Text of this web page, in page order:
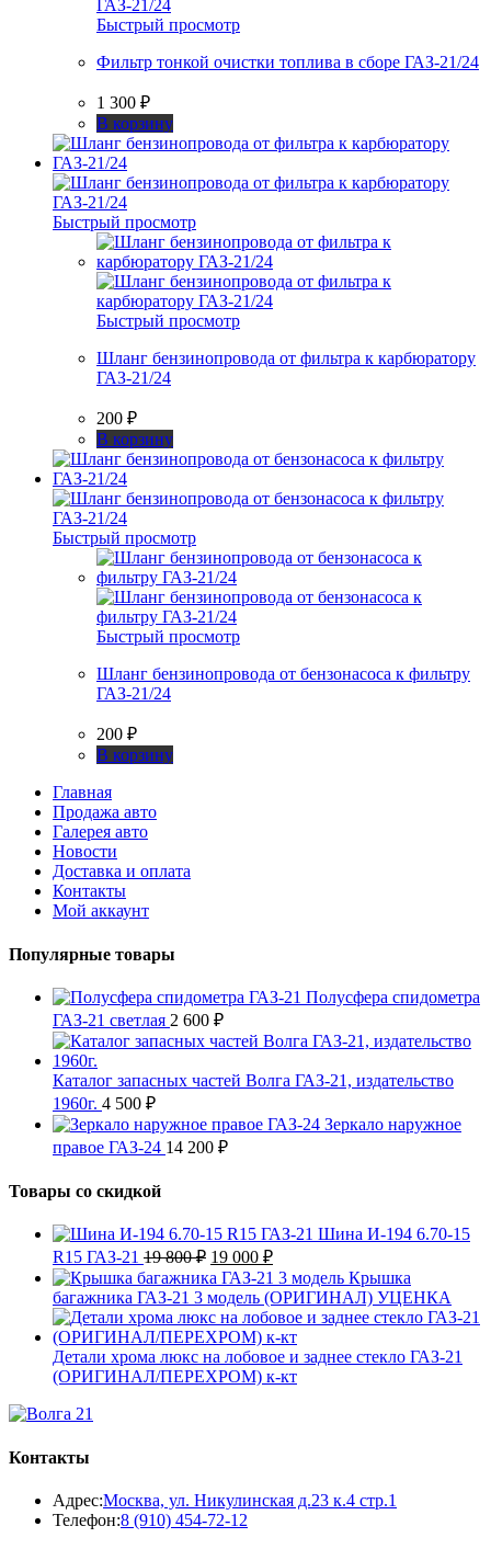
Быстрый просмотр
Фильтр тонкой очистки топлива в сборе ГАЗ-21/24
1 300 ₽
В корзину
Быстрый просмотр
Быстрый просмотр
Шланг бензинопровода от фильтра к карбюратору
ГАЗ-21/24
200 ₽
В корзину
Быстрый просмотр
Быстрый просмотр
Шланг бензинопровода от бензонасоса к фильтру
ГАЗ-21/24
200 ₽
В корзину
Главная
Продажа авто
Галерея авто
Новости
Доставка и оплата
Контакты
Мой аккаунт
Популярные товары
Полусфера спидометра
ГАЗ-21 светлая 2 600 ₽
Каталог запасных частей Волга ГАЗ-21, издательство
1960г. 4 500 ₽
Зеркало наружное
правое ГАЗ-24 14 200 ₽
Товары со скидкой
Шина И-194 6.70-15
R15 ГАЗ-21 19 800₽ Первоначальная
цена
составляла
19
800 ₽.
19 000 ₽Текущая
цена:
19
000 ₽.
Крышка
багажника ГАЗ-21 3 модель (ОРИГИНАЛ) УЦЕНКА
Детали хрома люкс на лобовое и заднее стекло ГАЗ-21
(ОРИГИНАЛ/ПЕРЕХРОМ) к-кт
Контакты
Адрес:Москва, ул. Никулинская д.23 к.4 стр.1
Телефон:8 (910) 454-72-12